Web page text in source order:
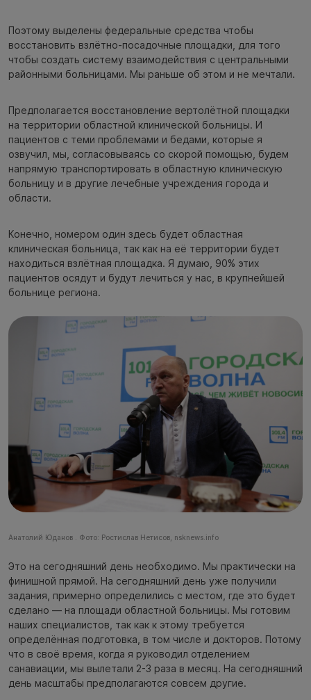
Поэтому выделены федеральные средства чтобы
восстановить взлётно-посадочные площадки, для того
чтобы создать систему взаимодействия с центральными
районными больницами. Мы раньше об этом и не мечтали.
Предполагается восстановление вертолётной площадки
на территории областной клинической больницы. И
пациентов с теми проблемами и бедами, которые я
озвучил, мы, согласовываясь со скорой помощью, будем
напрямую транспортировать в областную клиническую
больницу и в другие лечебные учреждения города и
области.
Конечно, номером один здесь будет областная
клиническая больница, так как на её территории будет
находиться взлётная площадка. Я думаю, 90% этих
пациентов осядут и будут лечиться у нас, в крупнейшей
больнице региона.
Анатолий Юданов . Фото: Ростислав Нетисов, nsknews.info
Это на сегодняшний день необходимо. Мы практически на
финишной прямой. На сегодняшний день уже получили
задания, примерно определились с местом, где это будет
сделано — на площади областной больницы. Мы готовим
наших специалистов, так как к этому требуется
определённая подготовка, в том числе и докторов. Потому
что в своё время, когда я руководил отделением
санавиации, мы вылетали 2-3 раза в месяц. На сегодняшний
день масштабы предполагаются совсем другие.